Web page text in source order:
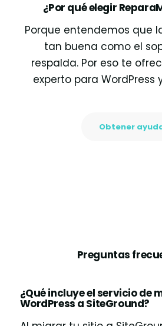
¿Por qué elegir
Porque entendemos que
tan buena como el
respalda. Por eso te
experto para WordPress
Obtener
Preguntas
¿Qué incluye el servicio de
WordPress a SiteGround?